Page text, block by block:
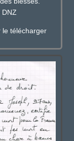
DNZ
le télécharger